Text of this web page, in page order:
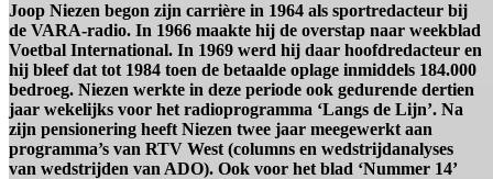
Joop Niezen begon zijn carrière in 1964 als sportredacteur bij
de VARA-radio. In 1966 maakte hij de overstap naar weekblad
Voetbal International. In 1969 werd hij daar hoofdredacteur en
hij bleef dat tot 1984 toen de betaalde oplage inmiddels 184.000
bedroeg. Niezen werkte in deze periode ook gedurende dertien
jaar wekelijks voor het radioprogramma ‘Langs de Lijn’. Na
zijn pensionering heeft Niezen twee jaar meegewerkt aan
programma’s van RTV West (columns en wedstrijdanalyses
van wedstrijden van ADO). Ook voor het blad ‘Nummer 14’